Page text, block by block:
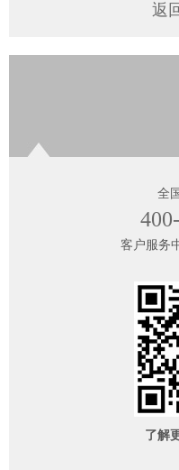
返
全
客户服务
了解